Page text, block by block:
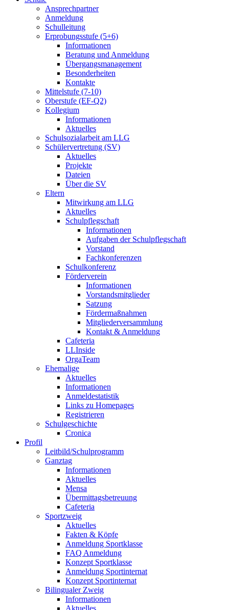
Ansprechpartner
Anmeldung
Schulleitung
Erprobungsstufe (5+6)
Informationen
Beratung und Anmeldung
Übergangsmanagement
Besonderheiten
Kontakte
Mittelstufe (7-10)
Oberstufe (EF-Q2)
Kollegium
Informationen
Aktuelles
Schulsozialarbeit am LLG
Schülervertretung (SV)
Aktuelles
Projekte
Dateien
Über die SV
Eltern
Mitwirkung am LLG
Aktuelles
Schulpflegschaft
Informationen
Aufgaben der Schulpflegschaft
Vorstand
Fachkonferenzen
Schulkonferenz
Förderverein
Informationen
Vorstandsmitglieder
Satzung
Fördermaßnahmen
Mitgliederversammlung
Kontakt & Anmeldung
Cafeteria
LLInside
OrgaTeam
Ehemalige
Aktuelles
Informationen
Anmeldestatistik
Links zu Homepages
Registrieren
Schulgeschichte
Cronica
Profil
Leitbild/Schulprogramm
Ganztag
Informationen
Aktuelles
Mensa
Übermittagsbetreuung
Cafeteria
Sportzweig
Aktuelles
Fakten & Köpfe
Anmeldung Sportklasse
FAQ Anmeldung
Konzept Sportklasse
Anmeldung Sportinternat
Konzept Sportinternat
Bilingualer Zweig
Informationen
Aktuelles